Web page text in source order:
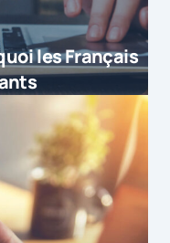
les Français